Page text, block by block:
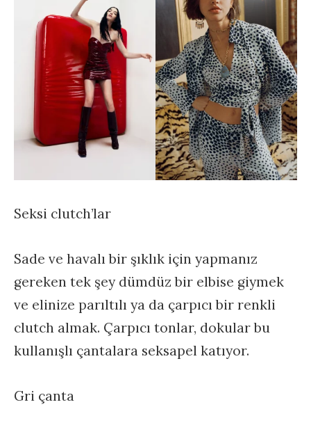
Seksi clutch’lar
Sade ve havalı bir şıklık için yapmanız
gereken tek şey dümdüz bir elbise giymek
ve elinize parıltılı ya da çarpıcı bir renkli
clutch almak. Çarpıcı tonlar, dokular bu
kullanışlı çantalara seksapel katıyor.
Gri çanta